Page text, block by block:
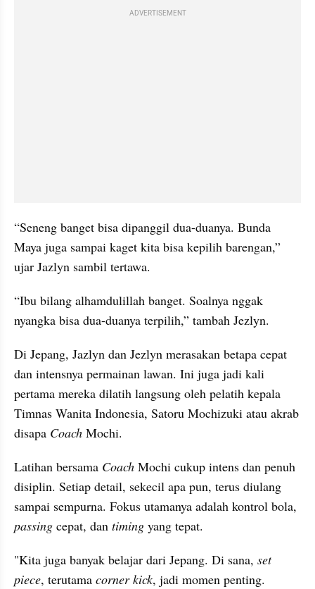
ADVERTISEMENT
“Seneng banget bisa dipanggil dua-duanya. Bunda
Maya juga sampai kaget kita bisa kepilih barengan,”
ujar Jazlyn sambil tertawa.
“Ibu bilang alhamdulillah banget. Soalnya nggak
nyangka bisa dua-duanya terpilih,” tambah Jezlyn.
Di Jepang, Jazlyn dan Jezlyn merasakan betapa cepat
dan intensnya permainan lawan. Ini juga jadi kali
pertama mereka dilatih langsung oleh pelatih kepala
Timnas Wanita Indonesia, Satoru Mochizuki atau akrab
disapa Coach Mochi.
Latihan bersama Coach Mochi cukup intens dan penuh
disiplin. Setiap detail, sekecil apa pun, terus diulang
passing cepat, dan timing yang tepat.
"Kita juga banyak belajar dari Jepang. Di sana, set
piece, terutama corner kick, jadi momen penting.